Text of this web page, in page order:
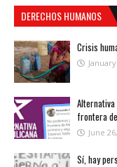
DERECHOS HUMANOS
Crisis
Alternativa
frontera
June
Sí, hay